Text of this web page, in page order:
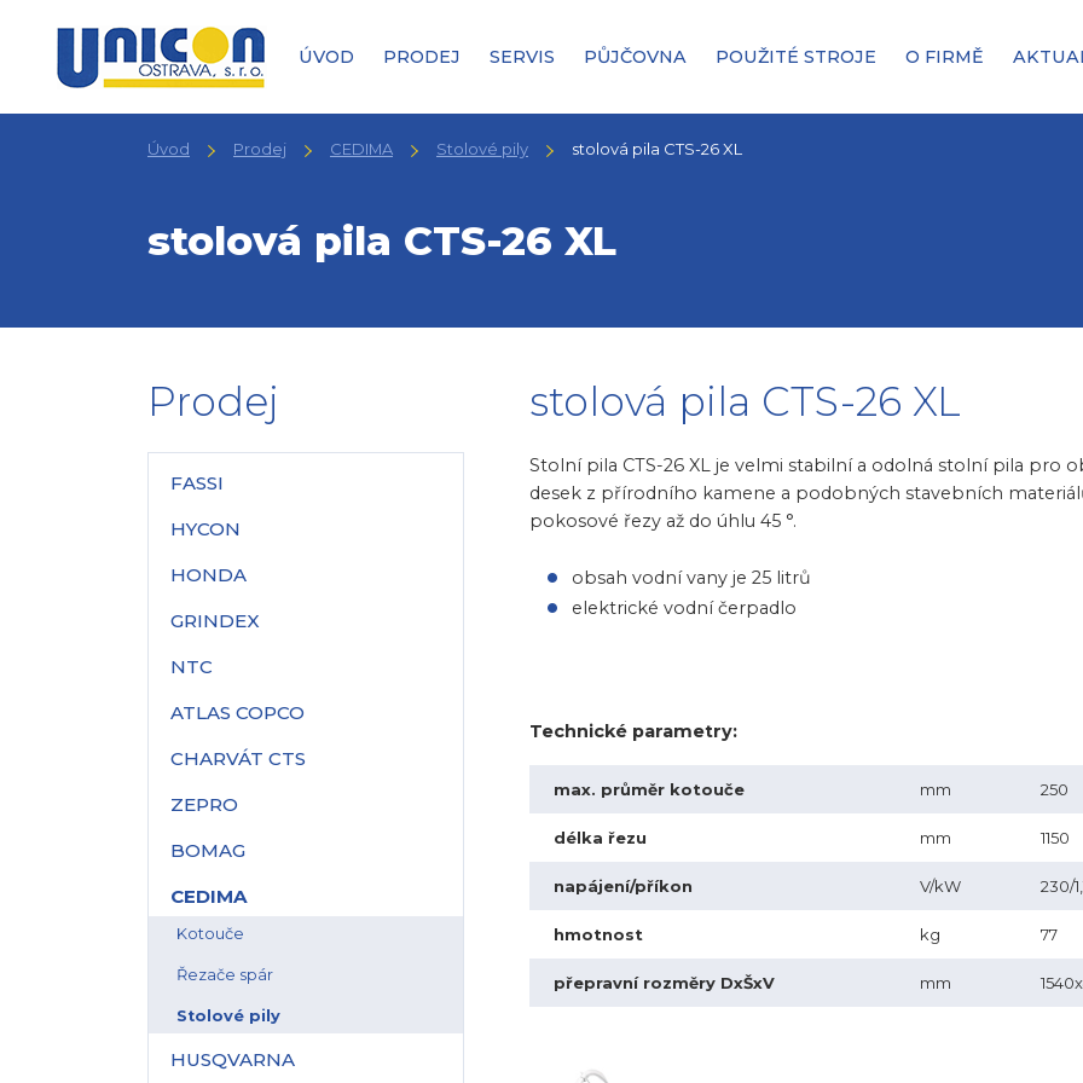
ÚVOD PRODEJ SERVIS PŮJČOVNA POUŽITÉ STROJE O FIRMĚ
Úvod Prodej CEDIMA Stolové pily stolová pila CTS-26 XL
stolová pila CTS-26 XL
Prodej
FASSI
HYCON
HONDA
GRINDEX
NTC
ATLAS COPCO
CHARVÁT CTS
ZEPRO
BOMAG
CEDIMA
Kotouče
Řezače spár
Stolové pily
HUSQVARNA
stolová pila CTS-26 XL
Stolní pila CTS-26 XL je velmi stabilní a odolná stolní pila pro
desek z přírodního kamene a podobných stavebních
pokosové řezy až do úhlu 45 °.
obsah vodní vany je 25 litrů
elektrické vodní čerpadlo
Technické parametry:
max. průměr kotouče mm 250
délka řezu mm 1150
napájení/příkon V/kW 230/
hmotnost kg 77
přepravní rozměry DxŠxV mm